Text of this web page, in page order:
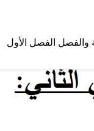
والفصل الفصل الأول